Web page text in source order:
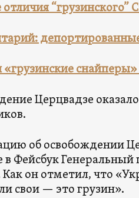
“грузинского”
Церцвадзе
об освобождении
в Фейсбук
он отметил, что
свои — это грузин».